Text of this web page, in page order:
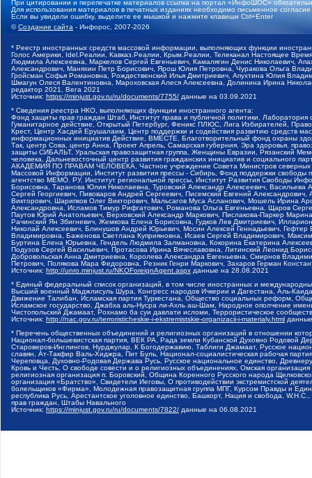
При цитировании и перепечатке материалов ссылка на портал «ИнфоШОС»
Для использования материалов в печатных изданиях необходимо письменное
Если вы увидели ошибку, выделите ее мышкой и нажмите клавиши Ctrl+Enter
©Создание сайта - Инфорос, 2007-2026
* Реестр иностранных средств массовой информации, выполняющих функции
Голос Америки, Idel.Реалии, Кавказ.Реалии, Крым.Реалии, Телеканал Настоящее
Людмила Алексеевна, Маркелов Сергей Евгеньевич, Камалягин Денис Николаевич,
Александрович, Маняхин Петр Борисович, Ярош Юлия Петровна, Чуракова Ольга
Гройсман Софья Романовна, Рождественский Илья Дмитриевич, Апухтина Юлия
Шмагун Олеся Валентиновна, Мароховская Алеся Алексеевна, Долинина Ирина
редактор 2021, Вега 2021
Источник: https://minjust.gov.ru/ru/documents/7755/ данные на 03.09.2021
* Сведения реестра НКО, выполняющих функции иностранного агента:
Фонд защиты прав граждан Штаб, Институт права и публичной политики,
Гуманитарное действие, Открытый Петербург, Феникс ПЛЮС, Лига Избирателей,
Крест, Центр Хасдей Ерушалаим, Центр поддержки и содействия развитию средств
информационных инициатив Действие, ВМЕСТЕ, Благотворительный фонд охраны
Так, центр Сова, центр Анна, Проект Апрель, Самарская губерния, Эра здоровья,
защиты СИБАЛЬТ, Уральская правозащитная группа, Женщины Евразии, Рязанский
человека, Дальневосточный центр развития гражданских инициатив и социального
АКАДЕМИЯ ПО ПРАВАМ ЧЕЛОВЕКА, Частное учреждение Совета Министров северных
Массовой Информации, Институт развития прессы - Сибирь, Фонд поддержки
агентство МЕМО. РУ, Институт региональной прессы, Институт Развития Свободы
Борисовна, Таранова Юлия Николаевна, Туровский Александр Алексеевич,
Сергей Георгиевич, Пивоваров Андрей Сергеевич, Писемский Евгений
Викторович, Шарипков Олег Викторович, Мальсагов Муса Асланович, Мошель Ирина
Александровна, Исламов Тимур Рифгатович, Романова Ольга Евгеньевна, Щаров
Паутов Юрий Анатольевич, Верховский Александр Маркович, Пислакова-Паркер
Рачинский Ян Збигневич, Жемкова Елена Борисовна, Гудков Лев Дмитриевич,
Николай Алексеевич, Блинушов Андрей Юрьевич, Мосин Алексей Геннадьевич,
Владимировна, Баженова Светлана Куприяновна, Исаев Сергей Владимирович,
Буртина Елена Юрьевна, Гендель Людмила Залмановна, Кокорина Екатерина
Подузов Сергей Васильевич, Протасова Ирина Вячеславовна, Литинский Леонид
Добровольская Анна Дмитриевна, Королева Александра Евгеньевна, Смирнов
Петрович, Полякова Мара Федоровна, Резник Генри Маркович, Захаров Герман
Источник: http://unro.minjust.ru/NKOForeignAgent.aspx данные на 28.08.2021
* Единый федеральный список организаций, в том числе иностранных и
Высший военный Маджлисуль Шура, Конгресс народов Ичкерии и Дагестана, Аль-
Движение Талибан, Исламская партия Туркестана, Общество социальных реформ,
Исламское государство, Джабха аль-Нусра ли-Ахль аш-Шам, Народное ополчение
Чистопольский Джамаат, Рохнамо ба суи давлати исломи, Террористическое
Источник: http://nac.gov.ru/terroristicheskie-i-ekstremistskie-organizacii-i-materialy.html
* Перечень общественных объединений и религиозных организаций в отношении
Национал-большевистская партия, ВЕК РА, Рада земли Кубанской Духовно Родовой
Староверов-Инглингов, Нурджулар, К Богодержавию, Таблиги Джамаат, Русское
славян, Ат-Такфир Валь-Хиджра, Пит Буль, Национал-социалистическая рабочая
Череповца, Духовно-Родовая Держава Русь, Русское национальное единство,
Кровь и Честь, О свободе совести и о религиозных объединениях, Омская
религиозная организация п. Боровский, Община Коренного Русского народа
организация «Братство», Свидетели Иеговы, О противодействии экстремистской
болельщиков «Фирма», Молодежная правозащитная группа МПГ, Курсом Правды и
республика Русь, Арестантское уголовное единство, Башкорт, Нация и свобода,
прав граждан, Штабы Навального
Источник: https://minjust.gov.ru/ru/documents/7822/ данные на 06.08.2021